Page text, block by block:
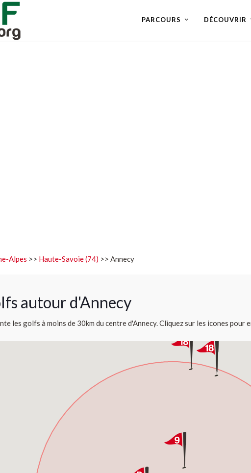
PARCOURS DÉCOUVRIR
Alpes >> Haute-Savoie (74) >> Annecy
autour d'Annecy
les golfs à moins de 30km du centre d'Annecy. Cliquez sur les icones pour